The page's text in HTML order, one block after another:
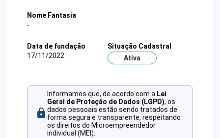
Nome Fantasia
-
Data de fundação
17/11/2022
Situação Cadastral
Ativa
Informamos que, de acordo com a Lei
Geral de Proteção de Dados (LGPD), os
dados pessoais estão sendo tratados de
forma segura e transparente, respeitando
os direitos do Microempreendedor
individual (MEI).